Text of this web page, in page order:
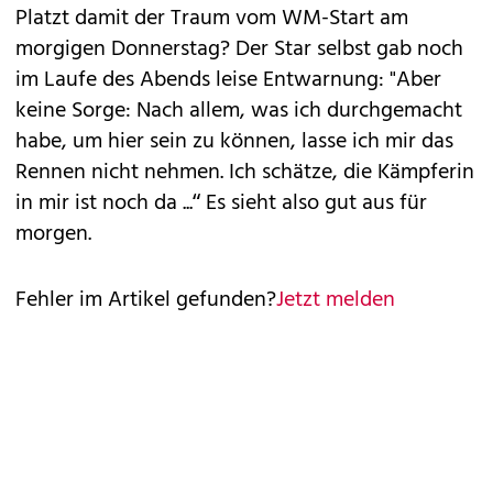
Platzt damit der Traum vom WM-Start am
morgigen Donnerstag? Der Star selbst gab noch
im Laufe des Abends leise Entwarnung: "Aber
keine Sorge: Nach allem, was ich durchgemacht
habe, um hier sein zu können, lasse ich mir das
Rennen nicht nehmen. Ich schätze, die Kämpferin
in mir ist noch da ...“ Es sieht also gut aus für
morgen.
Fehler im Artikel gefunden?Jetzt melden